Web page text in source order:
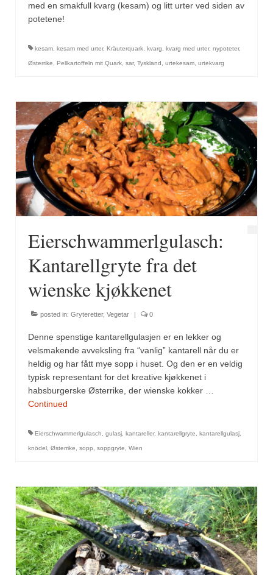
med en smakfull kvarg (kesam) og litt urter ved siden av
potetene!
kesam, kesam med urter, Kräuterquark, kvarg, kvarg med urter, nypoteter,
Østerrike, Pellkartoffeln mit Quark, sar, Tyskland , urtekesam, urtekvarg
Eierschwammerlgulasch:
Kantarellgryte fra det
wienske kjøkkenet
posted in: Gryteretter, Vegetar | 0
Denne spenstige kantarellgulasjen er en lekker og
velsmakende avveksling fra “vanlig” kantarell når du er
heldig og har fått mye sopp i huset. Og den er en veldig
typisk representant for det kreative kjøkkenet i
habsburgerske Østerrike, der wienske kokker …
Continued
Eierschwammerlgulasch gulasj kantareller, kantarellgryte kantarellgulasj
knödel Østerrike sopp soppgryte Wien